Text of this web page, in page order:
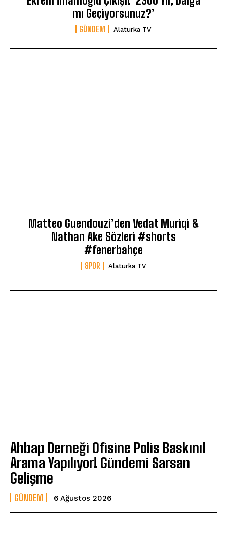
mı Geçiyorsunuz?’
GÜNDEM Alaturka TV
Matteo Guendouzi’den Vedat Muriqi &
Nathan Ake Sözleri #shorts
#fenerbahçe
SPOR Alaturka TV
Ahbap Derneği Ofisine Polis Baskını!
Arama Yapılıyor! Gündemi Sarsan
Gelişme
GÜNDEM 6 Ağustos 2026